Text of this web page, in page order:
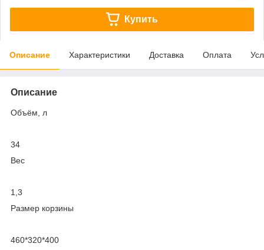
Купить
Описание Характеристики Доставка Оплата
Описание
Объём, л
34
Вес
1,3
Размер корзины
460*320*400